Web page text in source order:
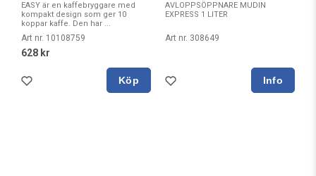
EASY är en kaffebryggare med
kompakt design som ger 10
koppar kaffe. Den har ...
Art nr. 10108759
628 kr
Köp
AVLOPPSÖPPNARE MUDIN
EXPRESS 1 LITER
Art nr. 308649